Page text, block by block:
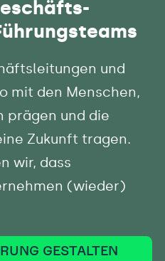
und
mit den Menschen,
prägen und die
Zukunft tragen.
wir, dass
(wieder)
GESTALTEN